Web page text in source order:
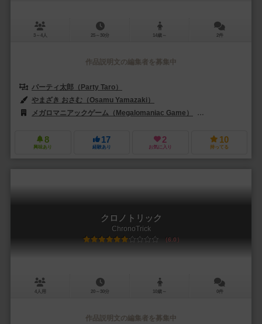
3～4人 25～30分 14歳～ 2件
作品説明文の編集者を募集中
パーティ太郎（Party Taro）
やまざき おさむ（Osamu Yamazaki）
メガロマニアックゲーム（Megalomaniac Game）
8
興味あり
17
経験あり
2
お気に入り
10
持ってる
クロノトリック
ChronoTrick
6.0
4人用 20～30分 10歳～ 0件
作品説明文の編集者を募集中